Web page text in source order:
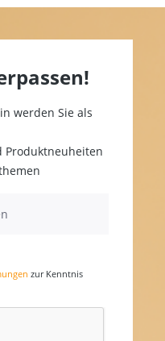
werden Sie als
Produktneuheiten
zur Kenntnis